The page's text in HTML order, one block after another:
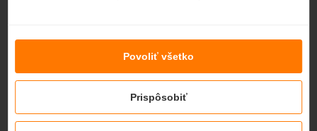
901,50€
Victoria Beachcomber Resort & Spa 4*
Maurícius - Plážový hotel
MOŽNOSŤ ALL INCLUSIVE
Prispôsobiť
Povoliť všetko